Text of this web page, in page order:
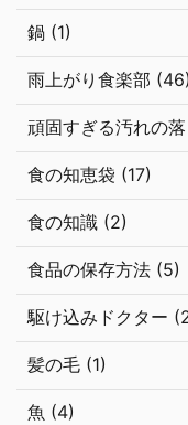
鍋 (1)
雨上がり食楽部 (46)
頑固すぎる汚れの
食の知恵袋 (17)
食の知識 (2)
食品の保存方法 (5)
駆け込みドクター
髪の毛 (1)
魚 (4)